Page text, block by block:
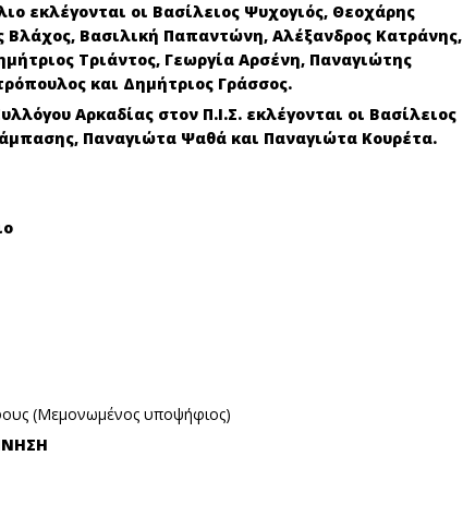
εκλέγονται οι Βασίλειος Ψυχογιός, Θεοχάρης
Βασιλική Παπαντώνη, Αλέξανδρος Κατράνης,
Τριάντος, Γεωργία Αρσένη, Παναγιώτης
και Δημήτριος Γράσσος.
Αρκαδίας στον Π.Ι.Σ. εκλέγονται οι Βασίλειος
Παναγιώτα Ψαθά και Παναγιώτα Κουρέτα.
(Μεμονωμένος υποψήφιος)